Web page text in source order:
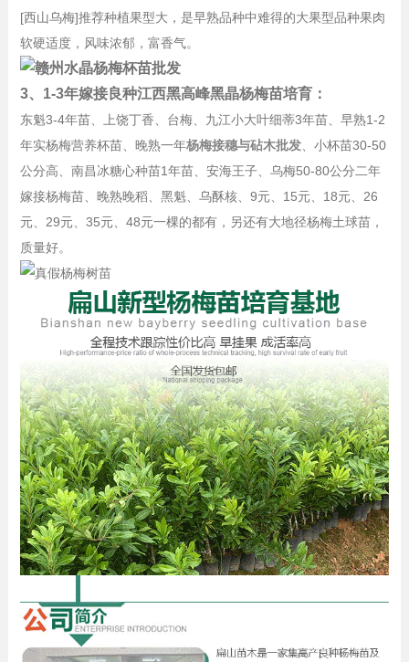
[西山乌梅]推荐种植果型大，是早熟品种中难得的大果型品种果肉
软硬适度，风味浓郁，富香气。
3、1-3年嫁接良种江西黑高峰黑晶杨梅苗培育：
东魁3-4年苗、上饶丁香、台梅、九江小大叶细蒂3年苗、早熟1-2
年实杨梅营养杯苗、晚熟一年杨梅接穗与砧木批发、小杯苗30-50
公分高、南昌冰糖心种苗1年苗、安海王子、乌梅50-80公分二年
嫁接杨梅苗、晚熟晚稻、黑魁、乌酥核、9元、15元、18元、26
元、29元、35元、48元一棵的都有，另还有大地径杨梅土球苗，
质量好。